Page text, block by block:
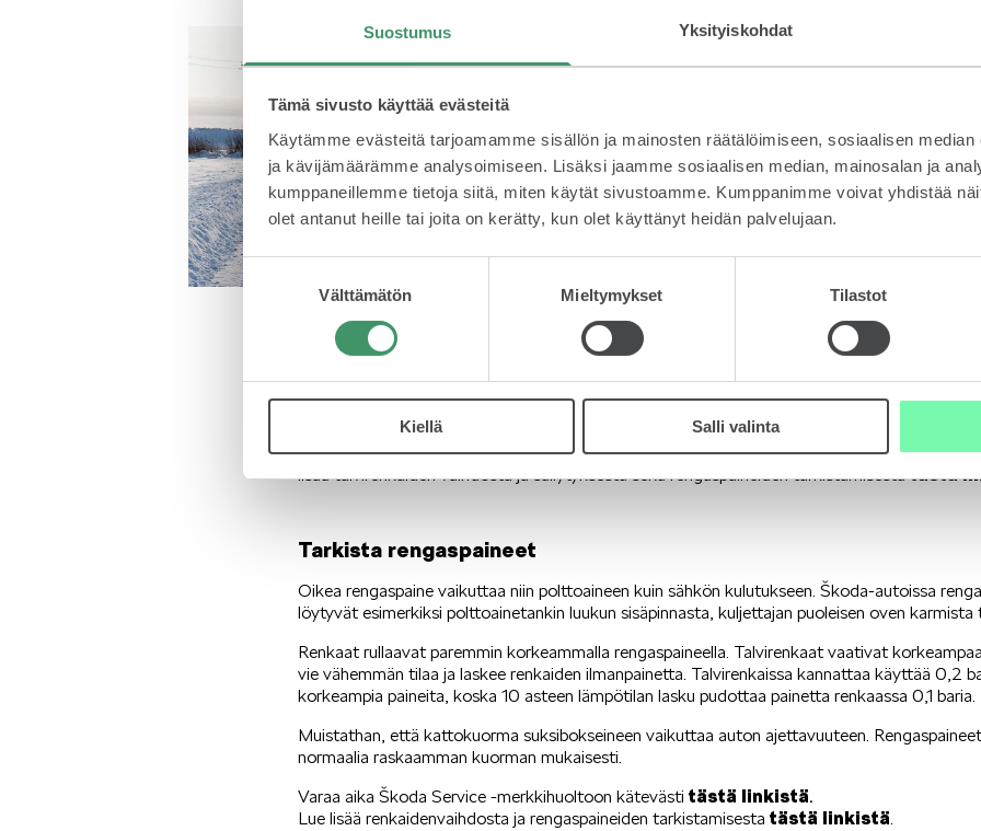
Suostumus Yksityiskohdat
Tämä sivusto käyttää evästeitä
Käytämme evästeitä tarjoamamme sisällön ja mainosten räätälöimiseen, sosiaalisen
ja kävijämäärämme analysoimiseen. Lisäksi jaamme sosiaalisen median, mainosalan ja
kumppaneillemme tietoja siitä, miten käytät sivustoamme. Kumppanimme voivat yhdistää
olet antanut heille tai joita on kerätty, kun olet käyttänyt heidän palvelujaan.
Suostumuksen
Välttämätön Mieltymykset Tilastot
Kiellä Salli valinta
keliolosuhteet sitä edellyttävät. Turvallinen talviajo edellyttää hyväkuntoisia talvirenkaita,
minimissään 3 millimetriä (turvasuositus 5 millimetriä). Nastarenkaissa on syytä tarkistaa
lisää talvirenkaiden vaihdosta ja säilytyksestä sekä rengaspaineiden tarkistamisestatästä
Tarkista rengaspaineet
Oikea rengaspaine vaikuttaa niin polttoaineen kuin sähkön kulutukseen. Škoda-autoissa
löytyvät esimerkiksi polttoainetankin luukun sisäpinnasta, kuljettajan puoleisen oven
Renkaat rullaavat paremmin korkeammalla rengaspaineella. Talvirenkaat vaativat
vie vähemmän tilaa ja laskee renkaiden ilmanpainetta. Talvirenkaissa kannattaa käyttää 0,2
korkeampia paineita, koska 10 asteen lämpötilan lasku pudottaa painetta renkaassa 0,1 baria.
Muistathan, että kattokuorma suksibokseineen vaikuttaa auton ajettavuuteen.
normaalia raskaamman kuorman mukaisesti.
Varaa aika Škoda Service -merkkihuoltoon kätevästi tästä linkistä.
Lue lisää renkaidenvaihdosta ja rengaspaineiden tarkistamisesta tästä linkistä.